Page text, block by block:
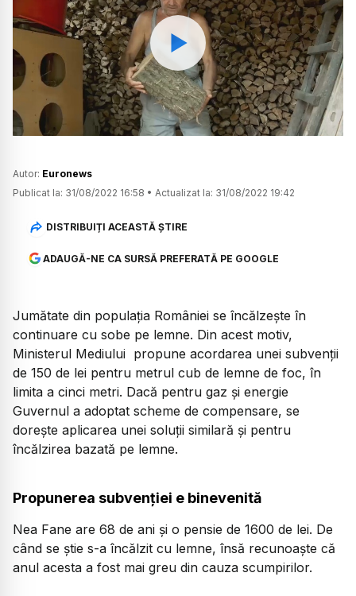
Watch
Autor: Euronews
Publicat la: 31/08/2022 16:58 • Actualizat la: 31/08/2022 19:42
DISTRIBUIȚI ACEASTĂ ȘTIRE
ADAUGĂ-NE CA SURSĂ PREFERATĂ PE GOOGLE
Jumătate din populația României se încălzește în
continuare cu sobe pe lemne. Din acest motiv,
Ministerul Mediului propune acordarea unei subvenții
de 150 de lei pentru metrul cub de lemne de foc, în
limita a cinci metri. Dacă pentru gaz și energie
Guvernul a adoptat scheme de compensare, se
dorește aplicarea unei soluții similară și pentru
încălzirea bazată pe lemne.
Propunerea subvenției e binevenită
Nea Fane are 68 de ani și o pensie de 1600 de lei. De
când se știe s-a încălzit cu lemne, însă recunoaște că
anul acesta a fost mai greu din cauza scumpirilor.